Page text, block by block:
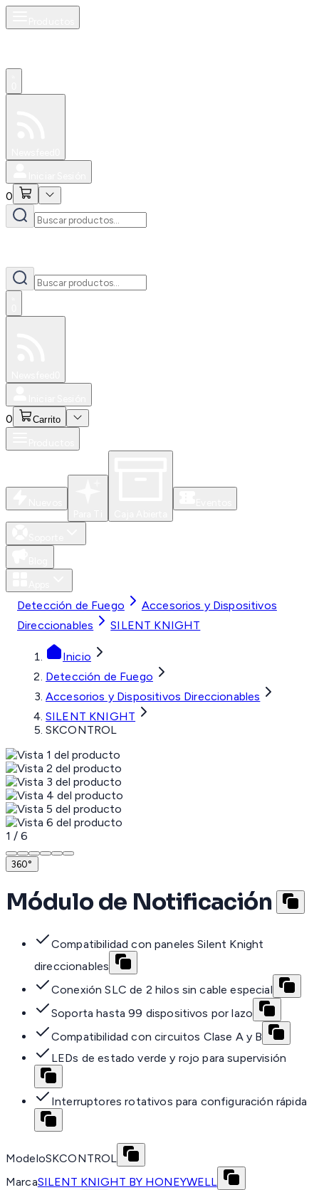
0
0 Carrito
Detección de Fuego
Accesorios y Dispositivos
Direccionables
SILENT KNIGHT
Inicio
Detección de Fuego
Accesorios y Dispositivos Direccionables
SILENT KNIGHT
SKCONTROL
1 / 6
360°
Módulo de Notificación
Compatibilidad con paneles Silent Knight
direccionables
Conexión SLC de 2 hilos sin cable especial
Soporta hasta 99 dispositivos por lazo
Compatibilidad con circuitos Clase A y B
LEDs de estado verde y rojo para supervisión
Interruptores rotativos para configuración rápida
ModeloSKCONTROL
MarcaSILENT KNIGHT BY HONEYWELL